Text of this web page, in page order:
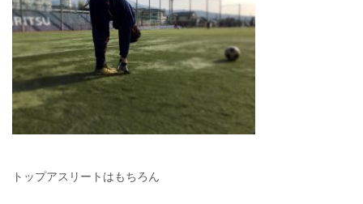
トップアスリートはもちろん